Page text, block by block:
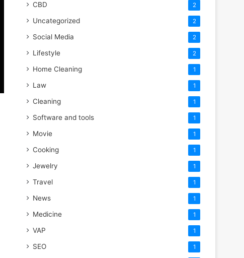
CBD 2
Uncategorized 2
Social Media 2
Lifestyle 2
Home Cleaning 1
Law 1
Cleaning 1
Software and tools 1
Movie 1
Cooking 1
Jewelry 1
Travel 1
News 1
Medicine 1
VAP 1
SEO 1